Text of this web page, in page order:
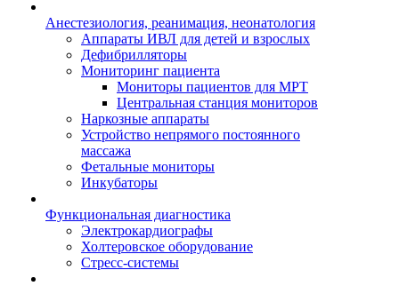
Анестезиология, реанимация, неонатология
Аппараты ИВЛ для детей и взрослых
Дефибрилляторы
Мониторинг пациента
Мониторы пациентов для МРТ
Центральная станция мониторов
Наркозные аппараты
Устройство непрямого постоянного
массажа
Фетальные мониторы
Инкубаторы
Функциональная диагностика
Электрокардиографы
Холтеровское оборудование
Стресс-системы